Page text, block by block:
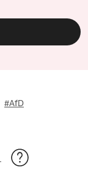
#AfD